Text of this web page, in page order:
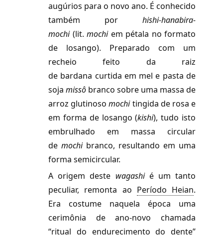
augúrios para o novo ano. É conhecido
também por hishi-hanabira-
mochi (lit. mochiem pétala no formato
de losango). Preparado com um
recheio feito da raiz
de bardana curtida em mel e pasta de
soja missô branco sobre uma massa de
arroz glutinosomochitingida de rosa e
em forma de losango (kishi), tudo isto
embrulhado em massa circular
de mochi branco, resultando em uma
forma semicircular.
A origem deste wagashié um tanto
peculiar, remonta ao Período Heian.
Era costume naquela época uma
cerimônia de ano-novo chamada
“ritual do endurecimento do dente”